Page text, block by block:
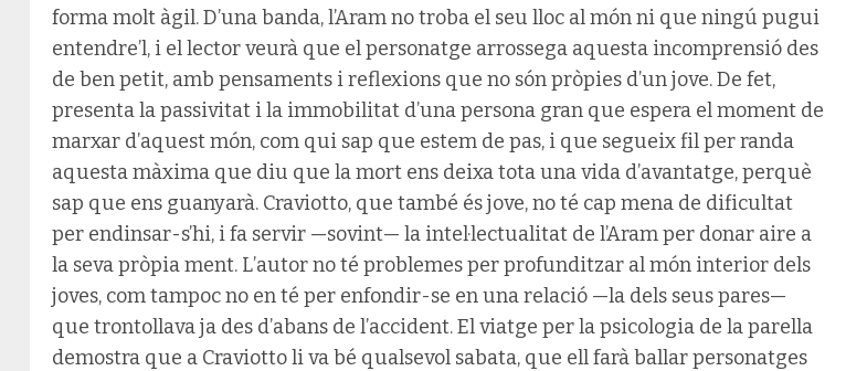
forma molt àgil. D’una banda, l’Aram no troba el seu lloc al món ni que ningú pugui
entendre’l, i el lector veurà que el personatge arrossega aquesta incomprensió des
de ben petit, amb pensaments i reflexions que no són pròpies d’un jove. De fet,
presenta la passivitat i la immobilitat d’una persona gran que espera el moment de
marxar d’aquest món, com qui sap que estem de pas, i que segueix fil per randa
aquesta màxima que diu que la mort ens deixa tota una vida d’avantatge, perquè
sap que ens guanyarà. Craviotto, que també és jove, no té cap mena de dificultat
per endinsar-s’hi, i fa servir —sovint— la intel·lectualitat de l’Aram per donar aire a
la seva pròpia ment. L’autor no té problemes per profunditzar al món interior dels
joves, com tampoc no en té per enfondir-se en una relació —la dels seus pares—
que trontollava ja des d’abans de l’accident. El viatge per la psicologia de la parella
demostra que a Craviotto li va bé qualsevol sabata, que ell farà ballar personatges